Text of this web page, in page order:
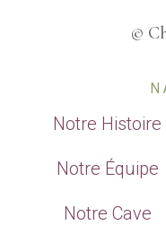
©
Notre Histoire
Notre Équipe
Notre Cave